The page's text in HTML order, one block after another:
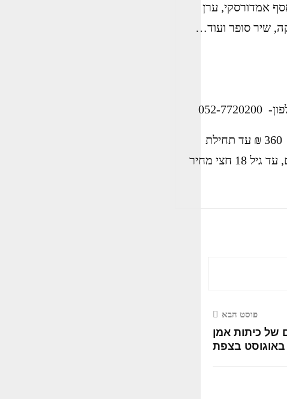
אמדורסקי, ערן
שיר סופר ועוד…
מחירי כרטיסים לכל שלושת ימי הפסטיבל: 330 ₪ במכירה מוקדמת 360 ₪ עד תחילת
הפסטיבל 390 ₪ בקופות (אם לא אזלו מראש) ילדים: עד גיל 6 חינם, עד גיל 18 חצי מחיר
פוסט הבא
של כיתות אמן
באוגוסט בצפת